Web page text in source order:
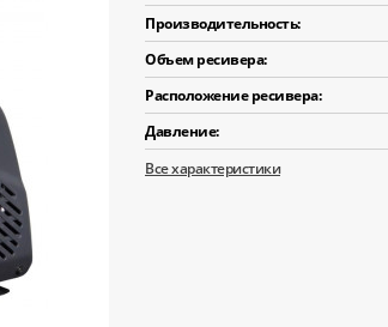
Производительность:
Объем ресивера:
Расположение ресивера:
Давление:
Все характеристики